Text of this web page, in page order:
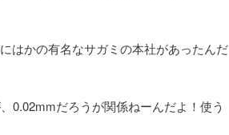
はかの有名なサガミの本社があったんだ
0.02mmだろうが関係ねーんだよ！使う